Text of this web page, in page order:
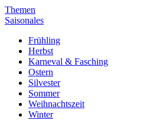
Themen
Saisonales
Frühling
Herbst
Karneval & Fasching
Ostern
Silvester
Sommer
Weihnachtszeit
Winter